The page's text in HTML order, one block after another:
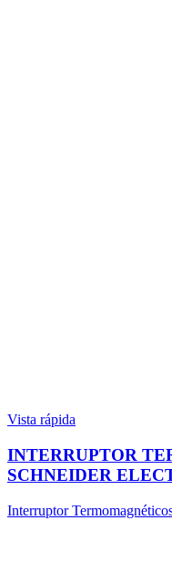
Vista rápida
INTERRUPTOR
SCHNEIDER
Interruptor